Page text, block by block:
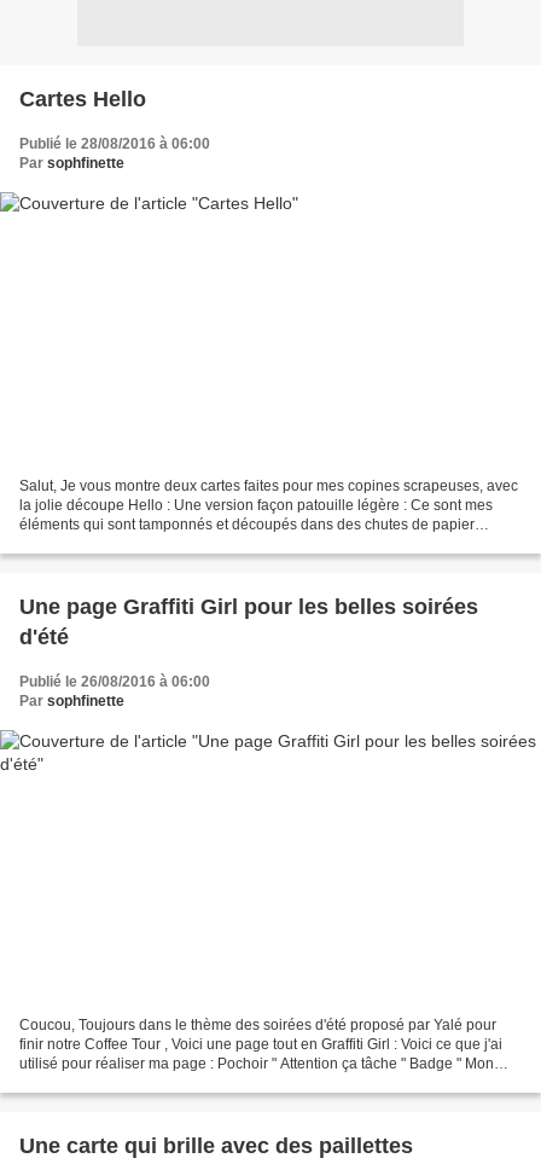
Cartes Hello
Publié le 28/08/2016 à 06:00
Par sophfinette
Salut, Je vous montre deux cartes faites pour mes copines scrapeuses, avec
la jolie découpe Hello : Une version façon patouille légère : Ce sont mes
éléments qui sont tamponnés et découpés dans des chutes de papier
Une page Graffiti Girl pour les belles soirées
d'été
Publié le 26/08/2016 à 06:00
Par sophfinette
Coucou, Toujours dans le thème des soirées d'été proposé par Yalé pour
finir notre Coffee Tour , Voici une page tout en Graffiti Girl : Voici ce que j'ai
utilisé pour réaliser ma page : Pochoir " Attention ça tâche " Badge " Mon
Une carte qui brille avec des paillettes